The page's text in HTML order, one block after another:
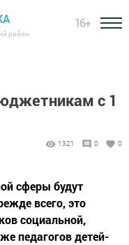
район
16+
с 1
1321 0 0
сферы будут
всего, это
социальной,
педагогов детей-